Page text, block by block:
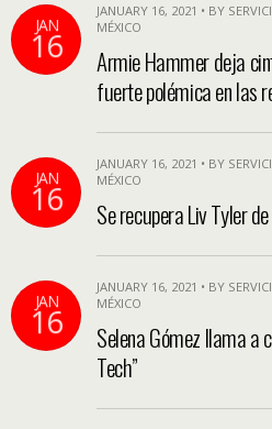
JAN
16
JANUARY 16, 2021 • BY
MÉXICO
Armie Hammer deja
fuerte polémica en las
JAN
16
JANUARY 16, 2021 • BY
MÉXICO
Se recupera Liv Tyler
JAN
16
JANUARY 16, 2021 • BY
MÉXICO
Selena Gómez llama a
Tech”